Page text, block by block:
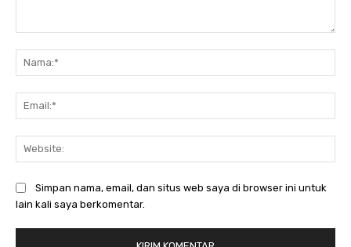
Simpan nama, email, dan situs web saya di browser ini untuk
lain kali saya berkomentar.